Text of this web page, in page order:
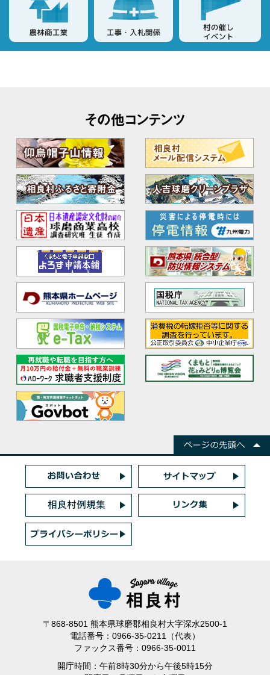
〒868-8501 熊本県球磨郡相良村大字深水2500-1
電話番号：0966-35-0211（代表）
ファックス番号：0966-35-0011
開庁時間：午前8時30分から午後5時15分